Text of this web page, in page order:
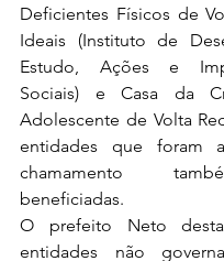
Deficientes Físicos de
Ideais (Instituto de
Estudo, Ações e
Sociais) e Casa da
Adolescente de Volta
entidades que foram
chamamento
beneficiadas.
O prefeito Neto
entidades não